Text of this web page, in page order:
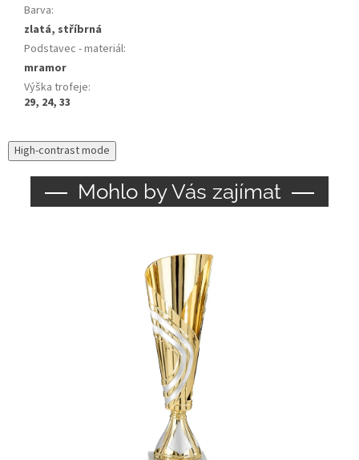
Barva:
zlatá, stříbrná
Podstavec - materiál:
mramor
Výška trofeje:
29, 24, 33
High-contrast mode
Mohlo by Vás zajímat